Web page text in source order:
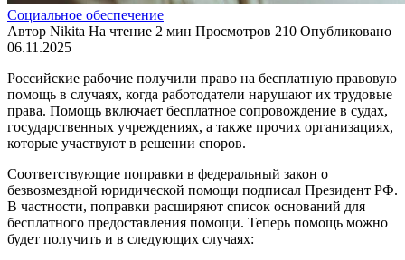
Социальное обеспечение
Автор Nikita На чтение 2 мин Просмотров 210 Опубликовано
06.11.2025
Российские рабочие получили право на бесплатную правовую
помощь в случаях, когда работодатели нарушают их трудовые
права. Помощь включает бесплатное сопровождение в судах,
государственных учреждениях, а также прочих организациях,
которые участвуют в решении споров.
Соответствующие поправки в федеральный закон о
безвозмездной юридической помощи подписал Президент РФ.
В частности, поправки расширяют список оснований для
бесплатного предоставления помощи. Теперь помощь можно
будет получить и в следующих случаях: